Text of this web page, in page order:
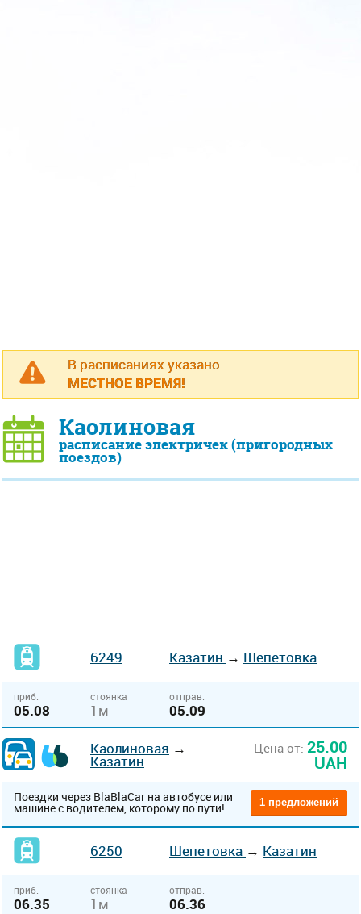
В расписаниях указано
МЕСТНОЕ ВРЕМЯ!
Каолиновая
расписание электричек (пригородных
поездов)
6249 Казатин → Шепетовка
приб.
05.08
стоянка
1м
отправ.
05.09
Каолиновая →
Казатин
Цена от: 25.00
UAH
Поездки через BlaBlaCar на автобусе или
машине с водителем, которому по пути! 1 предложений
6250 Шепетовка → Казатин
приб.
06.35
стоянка
1м
отправ.
06.36